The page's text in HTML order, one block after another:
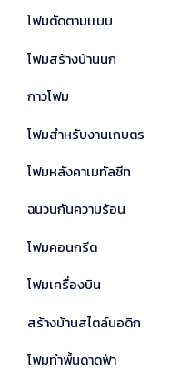
โฟมตัดตามเเบบ
โฟมสร้างบ้านนก
กาวโฟม
โฟมสำหรับงานเกษตร
โฟมหลังคาเมทัลชีท
ฉนวนกันความร้อน
โฟมคอนกรีต
โฟมเครื่องบิน
สร้างบ้านสไตล์นอดิก
โฟมทำพื้นดาดฟ้า